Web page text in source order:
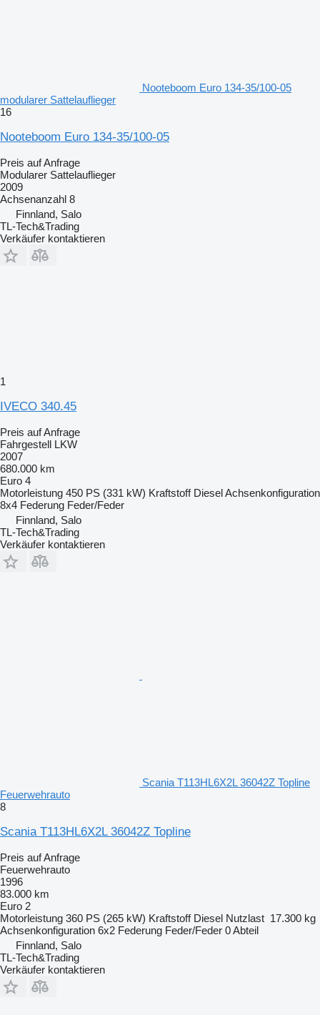
Nooteboom Euro 134-35/100-05
modularer Sattelauflieger
16
Nooteboom Euro 134-35/100-05
Preis auf Anfrage
Modularer Sattelauflieger
2009
Achsenanzahl 8
Finnland, Salo
TL-Tech&Trading
Verkäufer kontaktieren
1
IVECO 340.45
Preis auf Anfrage
Fahrgestell LKW
2007
680.000 km
Euro 4
Motorleistung 450 PS (331 kW) Kraftstoff DieselAchsenkonfiguration
8x4 Federung Feder/Feder
Finnland, Salo
TL-Tech&Trading
Verkäufer kontaktieren
Scania T113HL6X2L 36042Z Topline
Feuerwehrauto
8
Scania T113HL6X2L 36042Z Topline
Preis auf Anfrage
Feuerwehrauto
1996
83.000 km
Euro 2
Motorleistung 360 PS (265 kW) Kraftstoff Diesel Nutzlast 17.300 kg
Achsenkonfiguration 6x2 Federung Feder/Feder 0 Abteil
Finnland, Salo
TL-Tech&Trading
Verkäufer kontaktieren